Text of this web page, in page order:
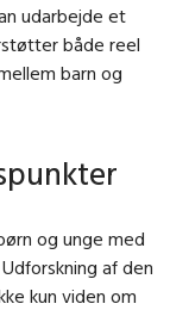
udarbejde et
både reel
barn og
og unge med
af den
kun viden om